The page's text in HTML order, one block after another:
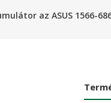
az ASUS 1566-